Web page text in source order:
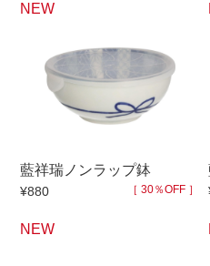
アイテム
小皿
カレー皿・パスタ皿
小付・珍味
NEW
藍祥瑞ノンラップ鉢
¥880 ［ 30％OFF ］
NEW